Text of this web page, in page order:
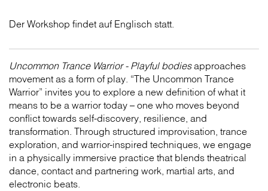
Der Workshop findet auf Englisch statt.
Uncommon Trance Warrior - Playful bodiesapproaches
movement as a form of play. “The Uncommon Trance
Warrior” invites you to explore a new definition of what it
means to be a warrior today – one who moves beyond
conflict towards self-discovery, resilience, and
transformation. Through structured improvisation, trance
exploration, and warrior-inspired techniques, we engage
in a physically immersive practice that blends theatrical
dance, contact and partnering work, martial arts, and
electronic beats.